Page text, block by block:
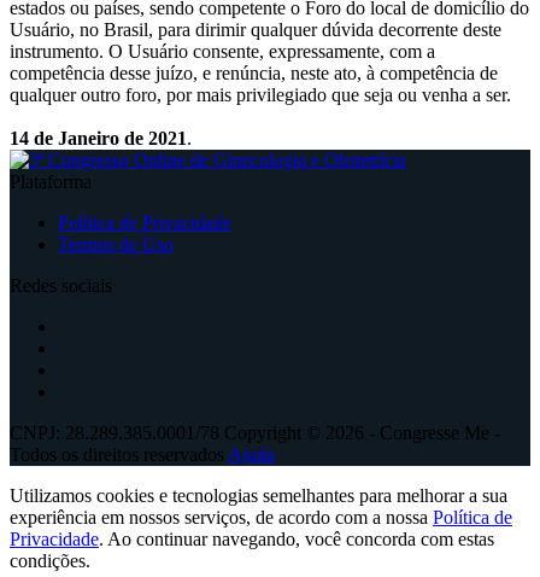
estados ou países, sendo competente o Foro do local de domicílio do
Usuário, no Brasil, para dirimir qualquer dúvida decorrente deste
instrumento. O Usuário consente, expressamente, com a
competência desse juízo, e renúncia, neste ato, à competência de
qualquer outro foro, por mais privilegiado que seja ou venha a ser.
14 de Janeiro de 2021.
Plataforma
Política de Privacidade
Termos de Uso
Redes sociais
CNPJ: 28.289.385.0001/78 Copyright © 2026 - Congresse Me -
Todos os direitos reservados Ajuda
Utilizamos cookies e tecnologias semelhantes para melhorar a sua
experiência em nossos serviços, de acordo com a nossa Política de
Privacidade. Ao continuar navegando, você concorda com estas
condições.